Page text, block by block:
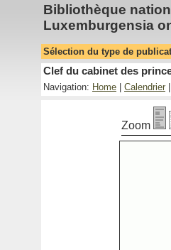
Bibliothèque
Luxemburgensia
Sélection du type de
Clef du cabinet des
Navigation: Home Calendrier
Zoom